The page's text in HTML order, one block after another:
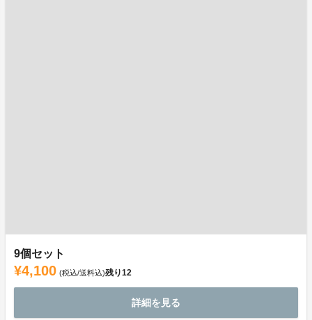
9個セット
¥4,100 (税込/送料込)残り12
詳細を見る